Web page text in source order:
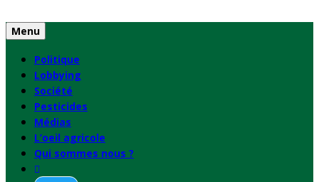
to
content
Menu
Politique
Lobbying
Société
Pesticides
Médias
L’oeil agricole
Qui sommes nous ?